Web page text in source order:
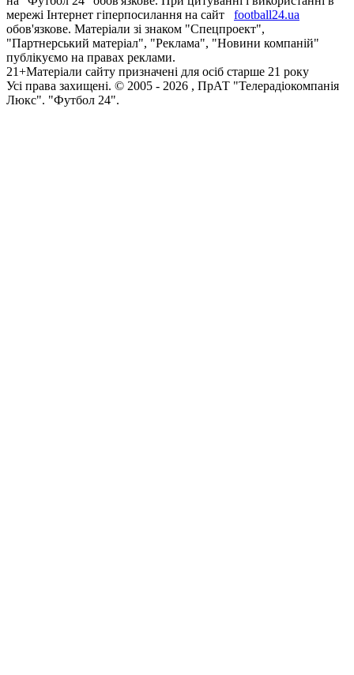
мережі Інтернет гіперпосилання на сайт
football24.ua
обов'язкове. Матеріали зі знаком "Спецпроект",
"Партнерський матеріал", "Реклама", "Новини компаній"
публікуємо на правах реклами.
21+Матеріали сайту призначені для осіб старше 21 року
Усi права захищенi. © 2005 - 2026 , ПрАТ "Телерадіокомпанія
Люкс". "Футбол 24".